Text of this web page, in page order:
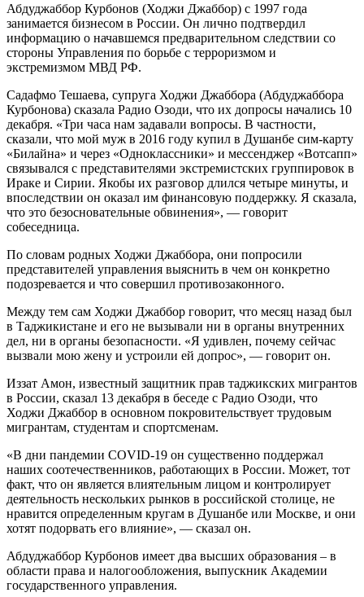
Абдуджаббор Курбонов (Ходжи Джаббор) с 1997 года
занимается бизнесом в России. Он лично подтвердил
информацию о начавшемся предварительном следствии со
стороны Управления по борьбе с терроризмом и
экстремизмом МВД РФ.
Садафмо Тешаева, супруга Ходжи Джаббора (Абдуджаббора
Курбонова) сказала Радио Озоди, что их допросы начались 10
декабря. «Три часа нам задавали вопросы. В частности,
сказали, что мой муж в 2016 году купил в Душанбе сим-карту
«Билайна» и через «Одноклассники» и мессенджер «Вотсапп»
связывался с представителями экстремистских группировок в
Ираке и Сирии. Якобы их разговор длился четыре минуты, и
впоследствии он оказал им финансовую поддержку. Я сказала,
что это безосновательные обвинения», — говорит
собеседница.
По словам родных Ходжи Джаббора, они попросили
представителей управления выяснить в чем он конкретно
подозревается и что совершил противозаконного.
Между тем сам Ходжи Джаббор говорит, что месяц назад был
в Таджикистане и его не вызывали ни в органы внутренних
дел, ни в органы безопасности. «Я удивлен, почему сейчас
вызвали мою жену и устроили ей допрос», — говорит он.
Иззат Амон, известный защитник прав таджикских мигрантов
в России, сказал 13 декабря в беседе с Радио Озоди, что
Ходжи Джаббор в основном покровительствует трудовым
мигрантам, студентам и спортсменам.
«В дни пандемии COVID-19 он существенно поддержал
наших соотечественников, работающих в России. Может, тот
факт, что он является влиятельным лицом и контролирует
деятельность нескольких рынков в российской столице, не
нравится определенным кругам в Душанбе или Москве, и они
хотят подорвать его влияние», — сказал он.
Абдуджаббор Курбонов имеет два высших образования – в
области права и налогообложения, выпускник Академии
государственного управления.